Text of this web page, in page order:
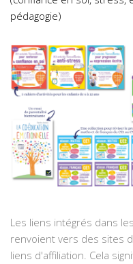
pédagogie)
Les liens intégrés dans
renvoient vers des sites
liens d'affiliation. Cela